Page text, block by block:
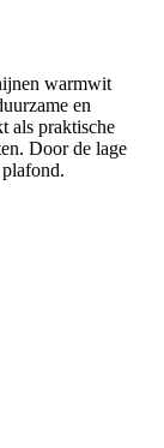
warmwit
en
als praktische
Door de lage